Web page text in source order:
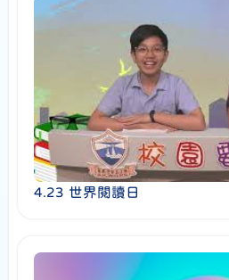
4.23 世界閱讀日